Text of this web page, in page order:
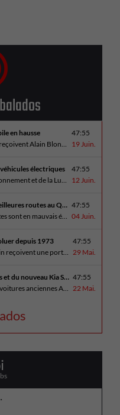
en hausse
47:55
19 Juin.
électriques
47:55
12 Juin.
Un regroupement pour des meilleures routes au Québec 47:55
04 Juin.
depuis 1973
47:55
29 Mai.
On parle de voitures anciennes et du nouveau Kia Seltos 2027 47:55
22 Mai.